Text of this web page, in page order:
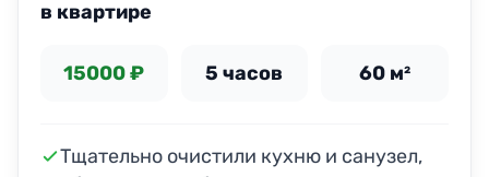
в квартире
15000 ₽ 5 часов 60 м²
Тщательно очистили кухню и санузел,